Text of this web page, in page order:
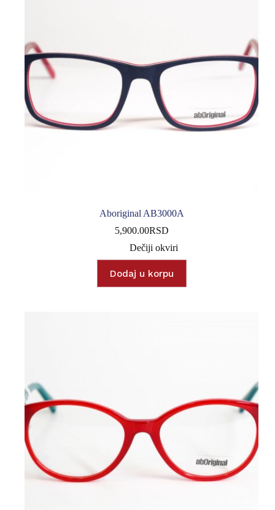
Aboriginal AB3000A
5,900.00RSD
Dečiji okviri
Dodaj u korpu